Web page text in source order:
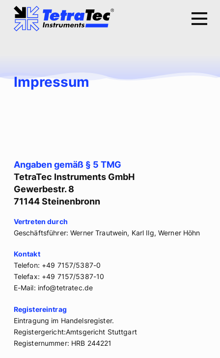
Impressum
Angaben gemäß § 5 TMG
TetraTec Instruments GmbH
Gewerbestr. 8
71144 Steinenbronn
Vertreten durch
Geschäftsführer: Werner Trautwein, Karl Ilg, Werner Höhn
Kontakt
Telefon: +49 7157/5387-0
Telefax: +49 7157/5387-10
E-Mail: info@tetratec.de
Registereintrag
Eintragung im Handelsregister.
Registergericht:Amtsgericht Stuttgart
Registernummer: HRB 244221